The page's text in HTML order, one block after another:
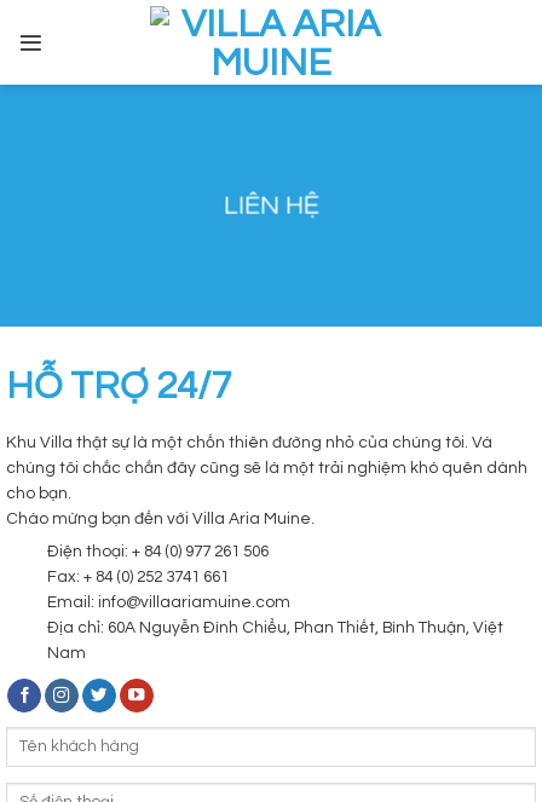
LIÊN HỆ
HỖ TRỢ 24/7
Khu Villa thật sự là một chốn thiên đường nhỏ của chúng tôi. Và
chúng tôi chắc chắn đây cũng sẽ là một trải nghiệm khó quên dành
cho bạn.
Chào mừng bạn đến với Villa Aria Muine.
Điện thoại: + 84 (0) 977 261 506
Fax: + 84 (0) 252 3741 661
Email: info@villaariamuine.com
Địa chỉ: 60A Nguyễn Đình Chiểu, Phan Thiết, Bình Thuận, Việt
Nam